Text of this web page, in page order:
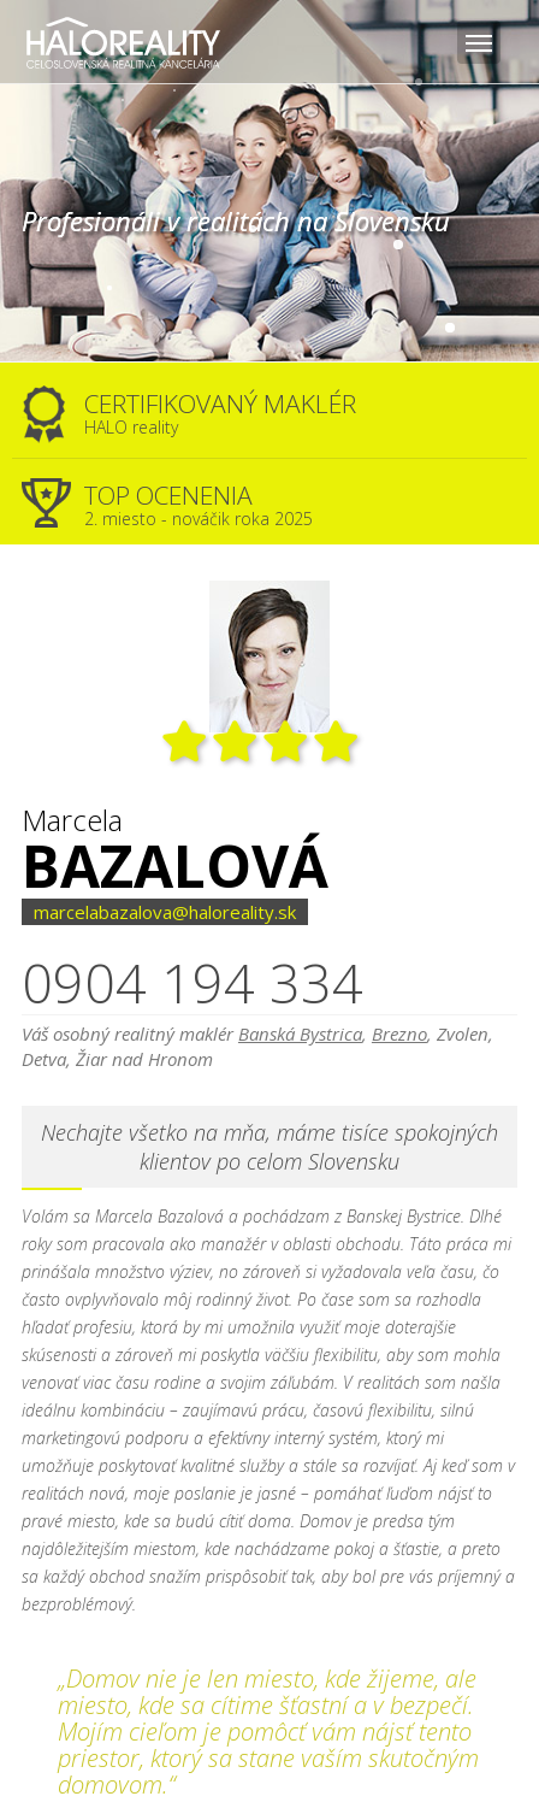
Profesionáli v realitách na Slovensku
Profesionáli v realitách na Slovensku
Profesionáli v realitách na Slovensku
CERTIFIKOVANÝ MAKLÉR
HALO reality
TOP OCENENIA
2. miesto - nováčik roka 2025
Marcela
BAZALOVÁ
marcelabazalova@haloreality.sk
0904 194 334
Váš osobný realitný maklérBanská Bystrica, Brezno, Zvolen,
Detva, Žiar nad Hronom
Nechajte všetko na mňa, máme tisíce spokojných
klientov po celom Slovensku
Volám sa Marcela Bazalová a pochádzam z Banskej Bystrice. Dlhé
roky som pracovala ako manažér v oblasti obchodu. Táto práca mi
prinášala množstvo výziev, no zároveň si vyžadovala veľa času, čo
často ovplyvňovalo môj rodinný život. Po čase som sa rozhodla
hľadať profesiu, ktorá by mi umožnila využiť moje doterajšie
skúsenosti a zároveň mi poskytla väčšiu flexibilitu, aby som mohla
venovať viac času rodine a svojim záľubám. V realitách som našla
ideálnu kombináciu – zaujímavú prácu, časovú flexibilitu, silnú
marketingovú podporu a efektívny interný systém, ktorý mi
umožňuje poskytovať kvalitné služby a stále sa rozvíjať. Aj keď som v
realitách nová, moje poslanie je jasné – pomáhať ľuďom nájsť to
pravé miesto, kde sa budú cítiť doma. Domov je predsa tým
najdôležitejším miestom, kde nachádzame pokoj a šťastie, a preto
sa každý obchod snažím prispôsobiť tak, aby bol pre vás príjemný a
bezproblémový.
„Domov nie je len miesto, kde žijeme, ale
miesto, kde sa cítime šťastní a v bezpečí.
Mojím cieľom je pomôcť vám nájsť tento
priestor, ktorý sa stane vaším skutočným
domovom.“